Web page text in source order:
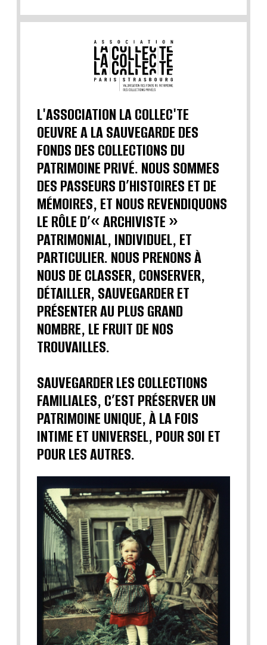
L'ASSOCIATION LA COLLEC'TE
OEUVRE A LA SAUVEGARDE DES
FONDS DES COLLECTIONS DU
PATRIMOINE PRIVÉ. NOUS SOMMES
DES PASSEURS D’HISTOIRES ET DE
MÉMOIRES, ET NOUS REVENDIQUONS
LE RÔLE D’« ARCHIVISTE »
PATRIMONIAL, INDIVIDUEL, ET
PARTICULIER. NOUS PRENONS À
NOUS DE CLASSER, CONSERVER,
DÉTAILLER, SAUVEGARDER ET
PRÉSENTER AU PLUS GRAND
NOMBRE, LE FRUIT DE NOS
TROUVAILLES.
SAUVEGARDER LES COLLECTIONS
FAMILIALES, C’EST PRÉSERVER UN
PATRIMOINE UNIQUE, À LA FOIS
INTIME ET UNIVERSEL, POUR SOI ET
POUR LES AUTRES.